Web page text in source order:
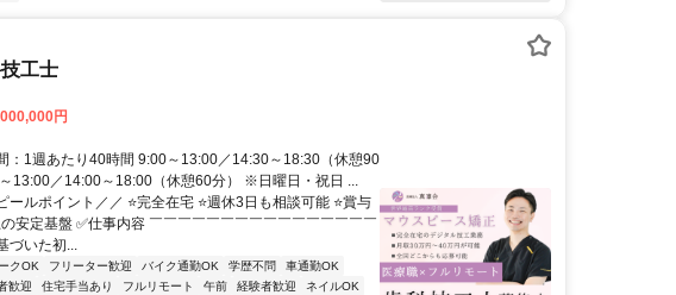
工士
円
：1週あたり40時間 9:00～13:00／14:30～18:30（休憩90
13:00／14:00～18:00（休憩60分） ※日曜日・祝日 ...
ルポイント／／ ⭐完全在宅 ⭐週休3日も相談可能 ⭐賞与
安定基盤 ✅仕事内容 ￣￣￣￣￣￣￣￣￣￣￣￣￣￣￣￣
づいた初...
クOK フリーター歓迎 バイク通勤OK 学歴不問
車通勤OK
歓迎 住宅手当あり フルリモート 午前 経験者歓迎
ネイルOK